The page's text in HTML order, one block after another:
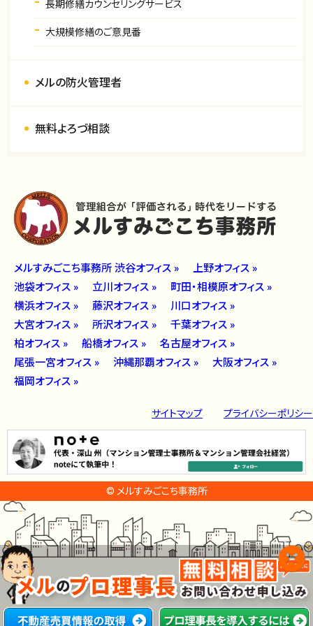
長期修繕カウンセリングサービス
大規模修繕のご意見番
メルの防火管理者
無料よろづ相談
メルすみごこち事務所 渋谷オフィス »
上野オフィス »
池袋オフィス »
立川オフィス »
町田・相模原オフィス »
横浜オフィス »
藤沢オフィス »
川口オフィス »
大宮オフィス »
所沢オフィス »
千葉オフィス »
柏オフィス »
船橋オフィス »
名古屋オフィス »
尾張一宮オフィス »
沖縄那覇オフィス »
大阪オフィス »
福岡オフィス »
サイトマップ プライバシーポリシー
© メルすみごこち事務所